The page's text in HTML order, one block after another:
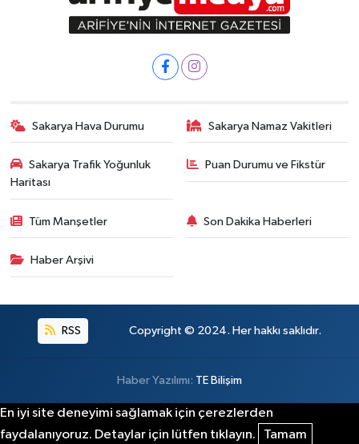
Sakarya Hava Durumu Sakarya Namaz Vakitleri
Sakarya Trafik Yoğunluk
Haritası
Puan Durumu ve Fikstür
Tüm Manşetler Son Dakika Haberleri
Haber Arşivi
RSS Copyright © 2024. Her hakkı saklıdır.
Haber Yazılımı: TE Bilişim
En iyi site deneyimi sağlamak için çerezlerden
faydalanıyoruz. Detaylar için lütfen tıklayın.
Tamam